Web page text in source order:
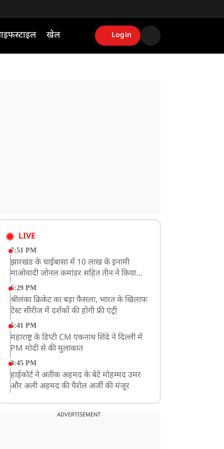
खेल Login
LIVE
7:51 PM
झारखंड के चाईबासा में 10 लाख के इनामी
माओवादी जोनल कमांडर सहित तीन ने किया
आत्मसमर्पण
6:29 PM
श्रीलंका क्रिकेट का बड़ा फैसला, भारत के खिलाफ
टेस्ट सीरीज में दर्शकों की होगी फ्री एंट्री
5:41 PM
महाराष्ट्र के डिप्टी CM एकनाथ शिंदे ने दिल्ली में
PM मोदी से की मुलाकात
3:45 PM
हाईकोर्ट ने अतीक अहमद के बेटे मोहम्मद उमर
और अली अहमद की पैरोल अर्जी की मंजूर
CM योगी का सपा पर हमला, कहा- वोट बैंक की
ADVERTISEMENT